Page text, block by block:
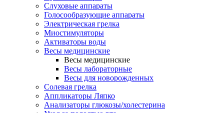
Слуховые аппараты
Голосообразующие аппараты
Электрическая грелка
Миостимуляторы
Активаторы воды
Весы медицинские
Весы медицинские
Весы лабораторные
Весы для новорожденных
Солевая грелка
Аппликаторы Ляпко
Анализаторы глюкозы/холестерина